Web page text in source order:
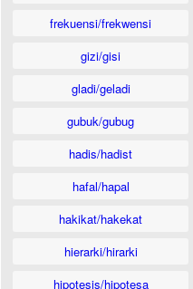
frekuensi/frekwensi
gizi/gisi
gladi/geladi
gubuk/gubug
hadis/hadist
hafal/hapal
hakikat/hakekat
hierarki/hirarki
hipotesis/hipotesa